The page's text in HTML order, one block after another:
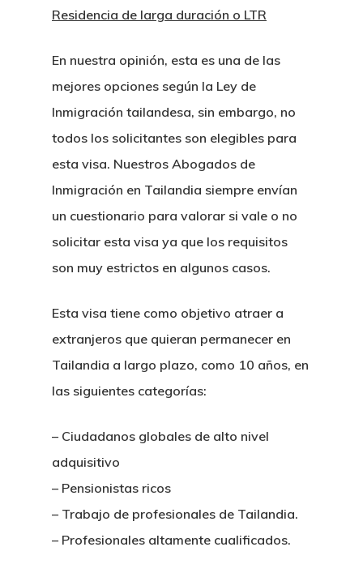
Residencia de larga duración o LTR
En nuestra opinión, esta es una de las
mejores opciones según la Ley de
Inmigración tailandesa, sin embargo, no
todos los solicitantes son elegibles para
esta visa. Nuestros Abogados de
Inmigración en Tailandia siempre envían
un cuestionario para valorar si vale o no
solicitar esta visa ya que los requisitos
son muy estrictos en algunos casos.
Esta visa tiene como objetivo atraer a
extranjeros que quieran permanecer en
Tailandia a largo plazo, como 10 años, en
las siguientes categorías:
– Ciudadanos globales de alto nivel
adquisitivo
– Pensionistas ricos
– Trabajo de profesionales de Tailandia.
– Profesionales altamente cualificados.